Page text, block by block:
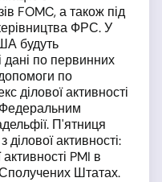
FOMC, а також під
ФРС. У
будуть
дані по первинних
по
ділової активності
П'ятниця
ділової активності:
PMI в
Штатах.